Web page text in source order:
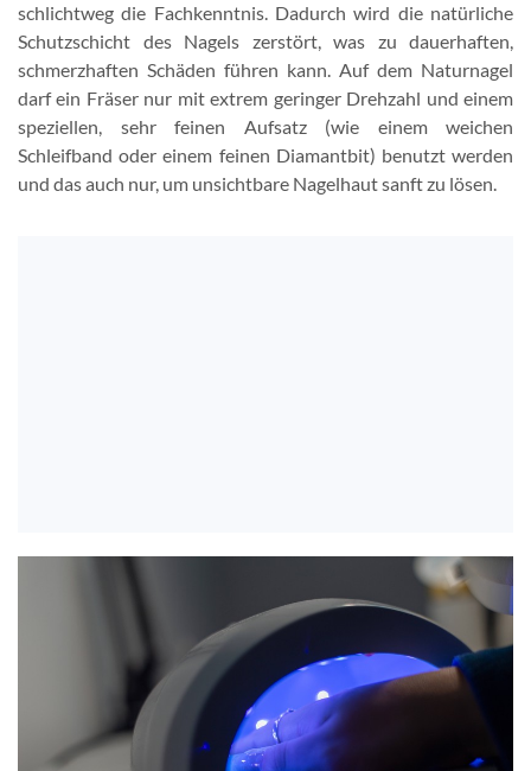
schlichtweg die Fachkenntnis. Dadurch wird die natürliche
Schutzschicht des Nagels zerstört, was zu dauerhaften,
schmerzhaften Schäden führen kann. Auf dem Naturnagel
darf ein Fräser nur mit extrem geringer Drehzahl und einem
speziellen, sehr feinen Aufsatz (wie einem weichen
Schleifband oder einem feinen Diamantbit) benutzt werden
und das auch nur, um unsichtbare Nagelhaut sanft zu lösen.